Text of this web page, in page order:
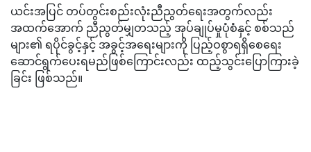
ယင်းအပြင် တပ်တွင်းစည်းလုံးညီညွတ်ရေးအတွက်လည်း
အထက်အောက် ညီညွတ်မျှတသည့် အုပ်ချုပ်မှုပုံစံနှင့် စစ်သည်
များ၏ ရပိုင်ခွင့်နှင့် အခွင့်အရေးများကို ပြည့်ဝစွာရရှိစေရေး
ဆောင်ရွက်ပေးရမည်ဖြစ်ကြောင်းလည်း ထည့်သွင်းပြောကြားခဲ့
ခြင်း ဖြစ်သည်။